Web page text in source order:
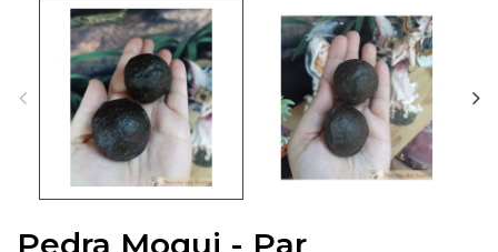
Pedra Moqui - Par